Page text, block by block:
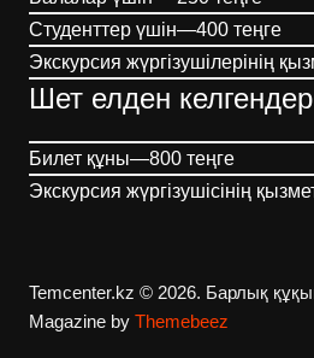
Студенттер үшін—400 теңге
Экскурсия жүргізушілерінің
Шет елден
Билет құны—800 теңге
Экскурсия жүргізушісінің
Temcenter.kz © 2026. Барлық
Magazine by Themebeez